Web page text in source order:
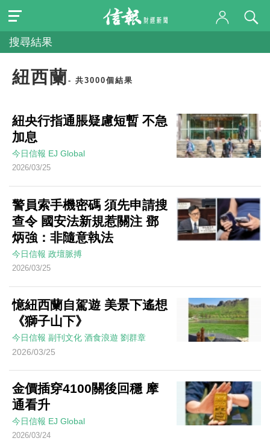
搜尋結果
紐西蘭- 共3000個結果
紐央行指通脹疑慮短暫 不急
加息
今日信報 EJ Global
2026/03/25
警員索手機密碼 須先申請搜
查令 國安法新規惹關注 鄧
炳強：非隨意執法
今日信報 政壇脈搏
2026/03/25
憶紐西蘭自駕遊 美景下遙想
《獅子山下》
今日信報 副刊文化 酒食浪遊 劉群章
2026/03/25
金價插穿4100關後回穩 摩
通看升
今日信報 EJ Global
2026/03/24